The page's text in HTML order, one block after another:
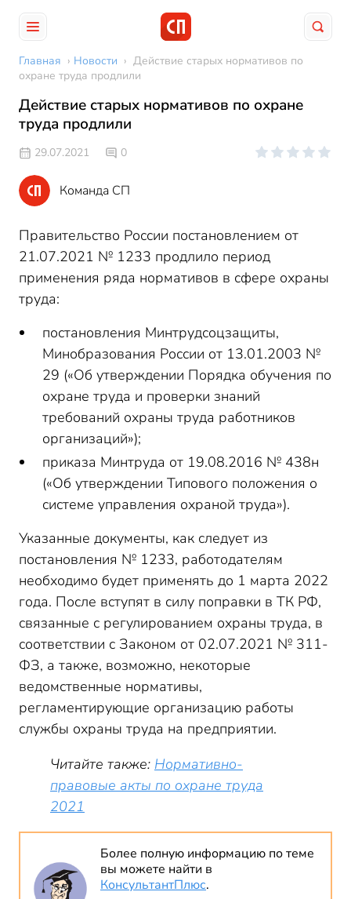
Главная › Новости › Действие старых нормативов по
охране труда продлили
Действие старых нормативов по охране
труда продлили
29.07.2021 0
Команда СП
Правительство России постановлением от
21.07.2021 № 1233 продлило период
применения ряда нормативов в сфере охраны
труда:
постановления Минтрудсоцзащиты,
Минобразования России от 13.01.2003 №
29 («Об утверждении Порядка обучения по
охране труда и проверки знаний
требований охраны труда работников
организаций»);
приказа Минтруда от 19.08.2016 № 438н
(«Об утверждении Типового положения о
системе управления охраной труда»).
Указанные документы, как следует из
постановления № 1233, работодателям
необходимо будет применять до 1 марта 2022
года. После вступят в силу поправки в ТК РФ,
связанные с регулированием охраны труда, в
соответствии с Законом от 02.07.2021 № 311-
ФЗ, а также, возможно, некоторые
ведомственные нормативы,
регламентирующие организацию работы
службы охраны труда на предприятии.
Читайте также: Нормативно-
правовые акты по охране труда
2021
Более полную информацию по теме
вы можете найти в
КонсультантПлюс.